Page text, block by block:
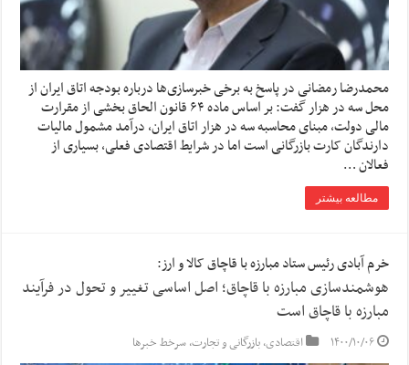
محمدرضا رمضانی در پاسخ به برخی خبرسازی‌ها درباره بودجه اتاق ایران از
محل سه در هزار گفت: بر اساس ماده ۶۴ قانون الحاق بخشی از مقرارت
مالی دولت، مبنای محاسبه سه در هزار اتاق ایران، درآمد مشمول مالیات
دارندگان کارت بازرگانی است اما در شرایط اقتصادی فعلی، بسیاری از
فعالان …
مطالعه بیشتر
خرم آبادی رئیس ستاد مبارزه با قاچاق کالا و ارز:
هوشمندسازی مبارزه با قاچاق؛ اصل اساسی تغییر و تحول در فرآیند
مبارزه با قاچاق است
۱۴۰۰/۱۰/۰۶ اقتصادی,بازرگانی و تجارت,سرخط خبرها